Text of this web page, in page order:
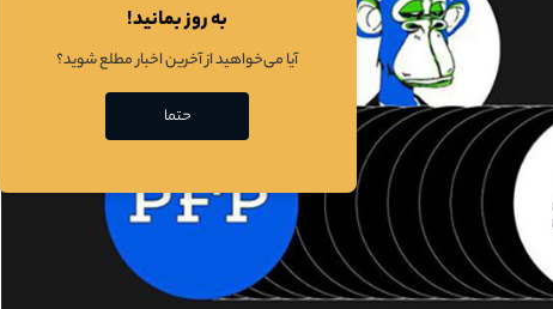
به روز بمانید!
آیا می‌خواهید از آخرین اخبار مطلع شوید؟
حتما